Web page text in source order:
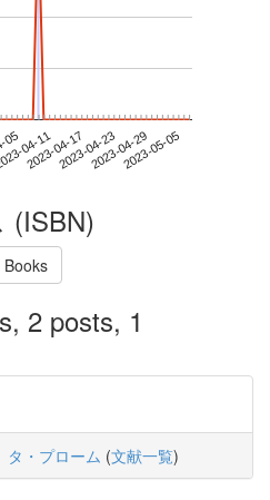
04-11
2023-04-172023-04-232023-04-292023-05-05
(ISBN)
2 posts, 1
タ・プローム (文献一覧)